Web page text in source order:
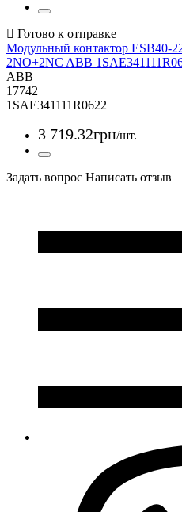
Модульный контактор ESB40-
2NO+2NC ABB
ABB
17742
1SAE341111R0622
3 719.32грн/шт.
Задать вопрос Написать отзыв